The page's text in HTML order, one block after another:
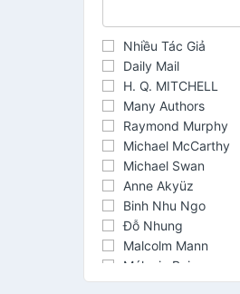
Nhiều Tác Giả
Daily Mail
H. Q. MITCHELL
Many Authors
Raymond Murphy
Michael McCarthy
Michael Swan
Anne Akyüz
Binh Nhu Ngo
Đỗ Nhung
Malcolm Mann
Mélanie Boissonneau
VARIOS AUTORES